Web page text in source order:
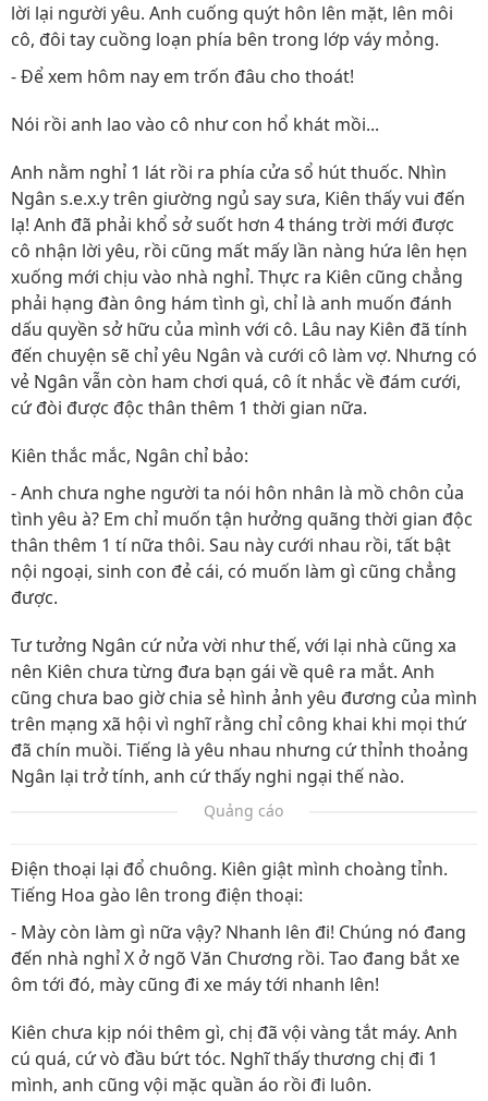
lời lại người yêu. Anh cuống quýt hôn lên mặt, lên môi
cô, đôi tay cuồng loạn phía bên trong lớp váy mỏng.
- Để xem hôm nay em trốn đâu cho thoát!
Nói rồi anh lao vào cô như con hổ khát mồi...
Anh nằm nghỉ 1 lát rồi ra phía cửa sổ hút thuốc. Nhìn
Ngân s.e.x.y trên giường ngủ say sưa, Kiên thấy vui đến
lạ! Anh đã phải khổ sở suốt hơn 4 tháng trời mới được
cô nhận lời yêu, rồi cũng mất mấy lần nàng hứa lên hẹn
xuống mới chịu vào nhà nghỉ. Thực ra Kiên cũng chẳng
phải hạng đàn ông hám tình gì, chỉ là anh muốn đánh
dấu quyền sở hữu của mình với cô. Lâu nay Kiên đã tính
đến chuyện sẽ chỉ yêu Ngân và cưới cô làm vợ. Nhưng có
vẻ Ngân vẫn còn ham chơi quá, cô ít nhắc về đám cưới,
cứ đòi được độc thân thêm 1 thời gian nữa.
Kiên thắc mắc, Ngân chỉ bảo:
- Anh chưa nghe người ta nói hôn nhân là mồ chôn của
tình yêu à? Em chỉ muốn tận hưởng quãng thời gian độc
thân thêm 1 tí nữa thôi. Sau này cưới nhau rồi, tất bật
nội ngoại, sinh con đẻ cái, có muốn làm gì cũng chẳng
được.
Tư tưởng Ngân cứ nửa vời như thế, với lại nhà cũng xa
nên Kiên chưa từng đưa bạn gái về quê ra mắt. Anh
cũng chưa bao giờ chia sẻ hình ảnh yêu đương của mình
trên mạng xã hội vì nghĩ rằng chỉ công khai khi mọi thứ
đã chín muồi. Tiếng là yêu nhau nhưng cứ thỉnh thoảng
Ngân lại trở tính, anh cứ thấy nghi ngại thế nào.
Quảng cáo
Điện thoại lại đổ chuông. Kiên giật mình choàng tỉnh.
Tiếng Hoa gào lên trong điện thoại:
- Mày còn làm gì nữa vậy? Nhanh lên đi! Chúng nó đang
đến nhà nghỉ X ở ngõ Văn Chương rồi. Tao đang bắt xe
ôm tới đó, mày cũng đi xe máy tới nhanh lên!
Kiên chưa kịp nói thêm gì, chị đã vội vàng tắt máy. Anh
cú quá, cứ vò đầu bứt tóc. Nghĩ thấy thương chị đi 1
mình, anh cũng vội mặc quần áo rồi đi luôn.